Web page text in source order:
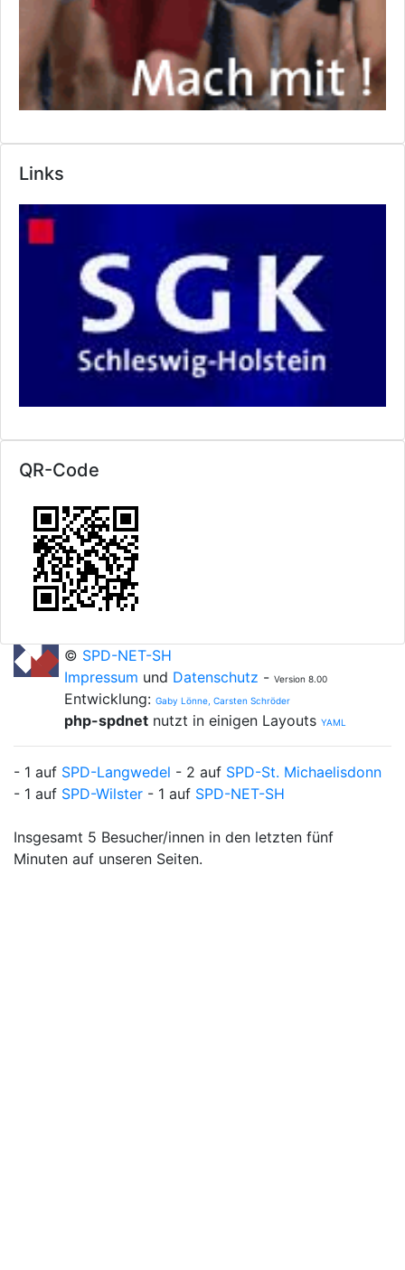
Links
QR-Code
© SPD-NET-SH
Impressum und Datenschutz - Version 8.00
Entwicklung: Gaby Lönne, Carsten Schröder
php-spdnet nutzt in einigen Layouts YAML
- 1 auf SPD-Langwedel - 2 auf SPD-St. Michaelisdonn
- 1 auf SPD-Wilster - 1 auf SPD-NET-SH
Insgesamt 5 Besucher/innen in den letzten fünf
Minuten auf unseren Seiten.